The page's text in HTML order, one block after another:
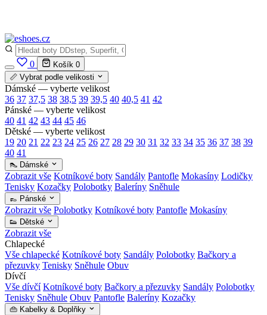
0 Košík 0
📏 Vybrat podle velikosti
Dámské — vyberte velikost
36 37 37,5 38 38,5 39 39,5 40 40,5 41 42
Pánské — vyberte velikost
40 41 42 43 44 45 46
Dětské — vyberte velikost
19 20 21 22 23 24 25 26 27 28 29 30 31 32 33 34 35 36 37 38 39
40 41
👠 Dámské
Zobrazit vše Kotníkové boty Sandály Pantofle Mokasíny Lodičky
Tenisky Kozačky Polobotky Baleríny Sněhule
👞 Pánské
Zobrazit vše Polobotky Kotníkové boty Pantofle Mokasíny
👟 Dětské
Zobrazit vše
Chlapecké
Vše chlapecké Kotníkové boty Sandály Polobotky Bačkory a
přezuvky Tenisky Sněhule Obuv
Dívčí
Vše dívčí Kotníkové boty Bačkory a přezuvky Sandály Polobotky
Tenisky Sněhule Obuv Pantofle Baleríny Kozačky
👜 Kabelky & Doplňky